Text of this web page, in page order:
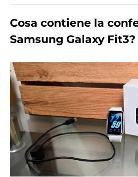
Cosa contiene la
Samsung Galaxy Fit3?